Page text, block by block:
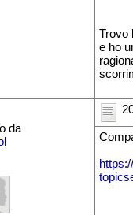
Trovo
e ho
da